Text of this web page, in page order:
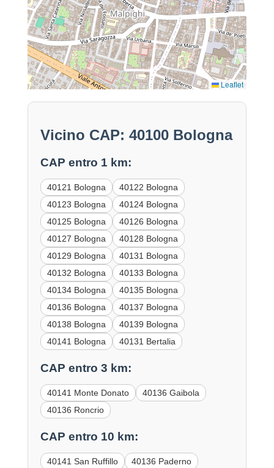
Leaflet
Vicino CAP: 40100 Bologna
CAP entro 1 km:
40121 Bologna
40122 Bologna
40123 Bologna
40124 Bologna
40125 Bologna
40126 Bologna
40127 Bologna
40128 Bologna
40129 Bologna
40131 Bologna
40132 Bologna
40133 Bologna
40134 Bologna
40135 Bologna
40136 Bologna
40137 Bologna
40138 Bologna
40139 Bologna
40141 Bologna
40131 Bertalia
CAP entro 3 km:
40141 Monte Donato
40136 Gaibola
40136 Roncrio
CAP entro 10 km:
40141 San Ruffillo 40136 Paderno